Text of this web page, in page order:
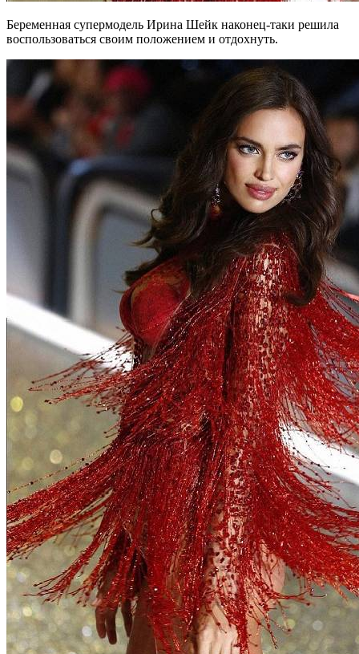
Беременная супермодель Ирина Шейк наконец-таки решила
воспользоваться своим положением и отдохнуть.